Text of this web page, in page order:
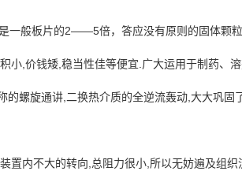
一般板片的2——5倍，答应没有原则的固体颗
小,价钱矮,稳当性佳等便宜.广大运用于制药、
螺旋通讲,二换热介质的全逆流轰动,大大巩固
置内不大的转向,总阻力很小,所以无妨遍及组